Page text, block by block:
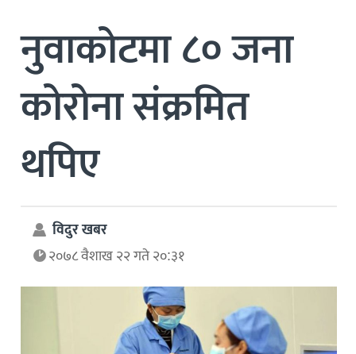
नुवाकोटमा ८० जना
कोरोना संक्रमित
थपिए
विदुर खबर
२०७८ वैशाख २२ गते २०:३१